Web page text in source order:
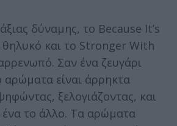
δύναμης, το Because It’s
θηλυκό και το Stronger With
Σαν ένα ζευγάρι
είναι άρρηκτα
ξελογιάζοντας, και
το άλλο. Τα αρώματα